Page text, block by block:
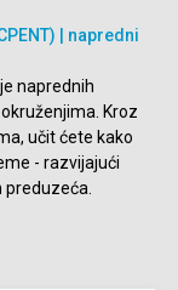
| napredni
naprednih
Kroz
učit ćete kako
- razvijajući